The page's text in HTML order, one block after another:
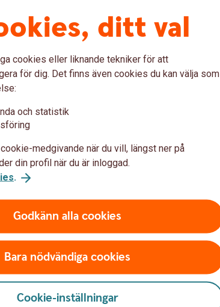
har. Vissa föreningar
i lägenheten. Andra
tio procent av bostaden.
att inte glömma de juridiska
till påverkan har du som
och delar bostaden med en
på om du har flera barn?
ditt val
cookies eller liknande tekniker för att
för dig. Det finns även cookies du kan välja som
och statistik
medgivande när du vill, längst ner på
din profil när du är inloggad.
.
Godkänn alla cookies
Bara nödvändiga cookies
Cookie-inställningar